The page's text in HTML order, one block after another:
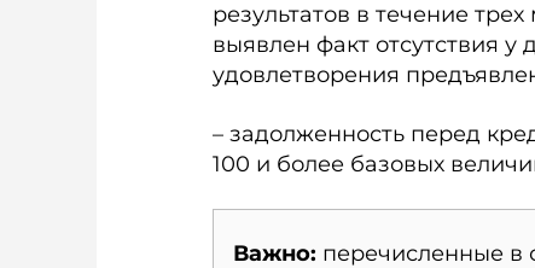
результатов в течение
выявлен факт отсутствия
удовлетворения
– задолженность перед
100 и более базовых
Важно: перечисленные в